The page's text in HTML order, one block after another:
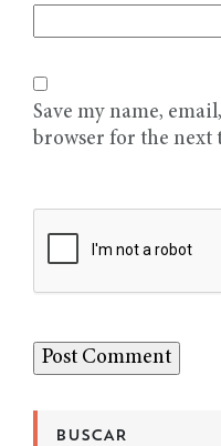
Save my name,
browser for the next
BUSCAR